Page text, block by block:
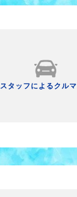
スタッフによるクル